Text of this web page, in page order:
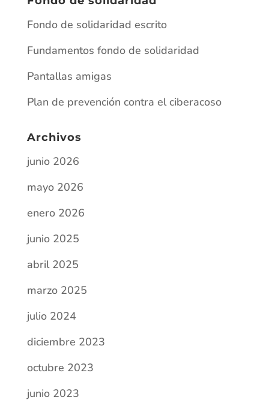
enero 2026
junio 2025
abril 2025
marzo 2025
julio 2024
diciembre 2023
octubre 2023
junio 2023
mayo 2023
diciembre 2022
octubre 2022
septiembre 2022
julio 2022
junio 2022
mayo 2022
abril 2022